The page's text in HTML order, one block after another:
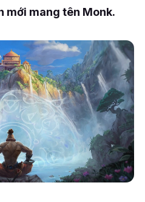
mới mang tên Monk.